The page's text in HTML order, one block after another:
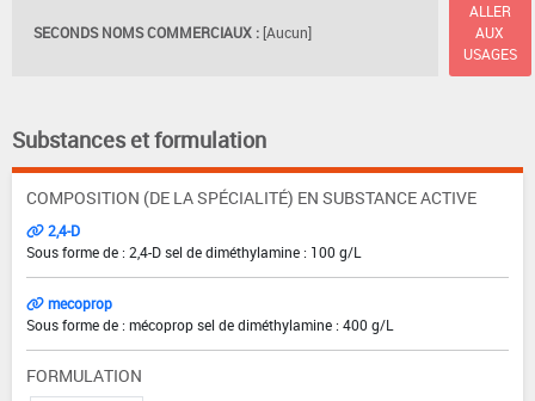
SECONDS NOMS COMMERCIAUX : [Aucun]
ALLER
AUX
USAGES
Substances et formulation
COMPOSITION (DE LA SPÉCIALITÉ) EN SUBSTANCE ACTIVE
2,4-D
Sous forme de : 2,4-D sel de diméthylamine : 100 g/L
mecoprop
Sous forme de : mécoprop sel de diméthylamine : 400 g/L
FORMULATION